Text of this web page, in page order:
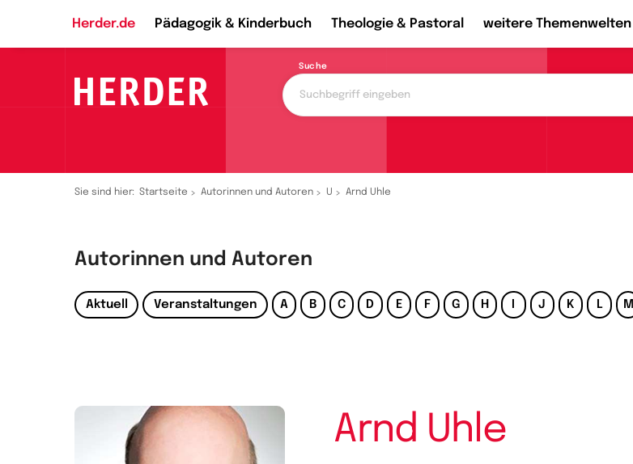
Herder.de Pädagogik & Kinderbuch Theologie & Pastoral weitere Themenwelten
Suche
Sie sind hier: Startseite Autorinnen und Autoren U Arnd Uhle
Autorinnen und Autoren
Aktuell Veranstaltungen A B C D E F G H J K L M
Arnd Uhle